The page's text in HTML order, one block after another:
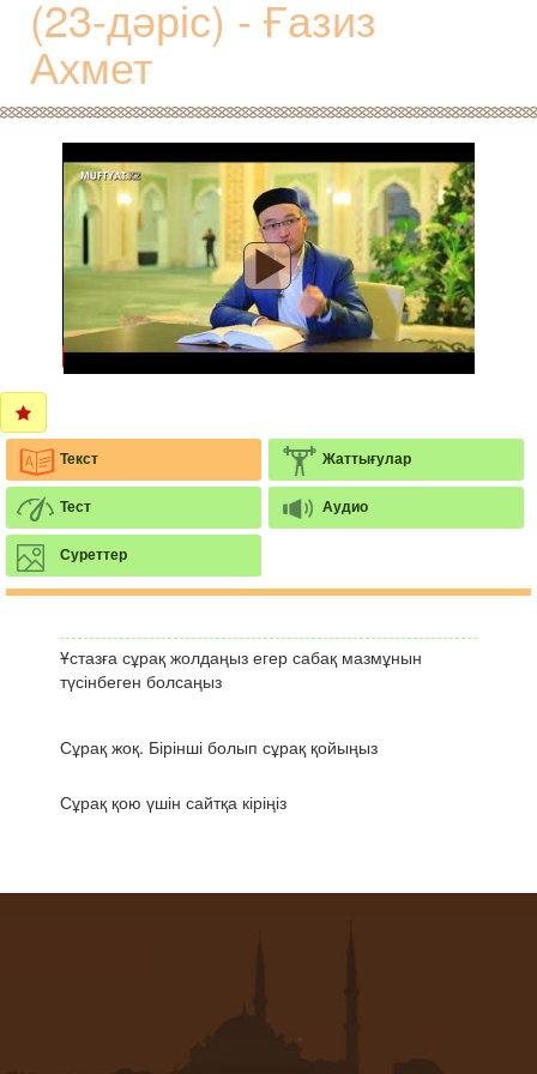
(23-дәріс) - Ғазиз
Ахмет
Текст Жаттығулар
Тест Аудио
Суреттер
Ұстазға сұрақ жолдаңыз егер сабақ мазмұнын
түсінбеген болсаңыз
Сұрақ жоқ. Бірінші болып сұрақ қойыңыз
Сұрақ қою үшін сайтқа кіріңіз